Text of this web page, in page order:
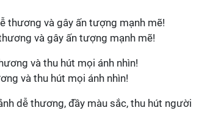
và gây ấn tượng mạnh mẽ!
và thu hút mọi ánh nhìn!